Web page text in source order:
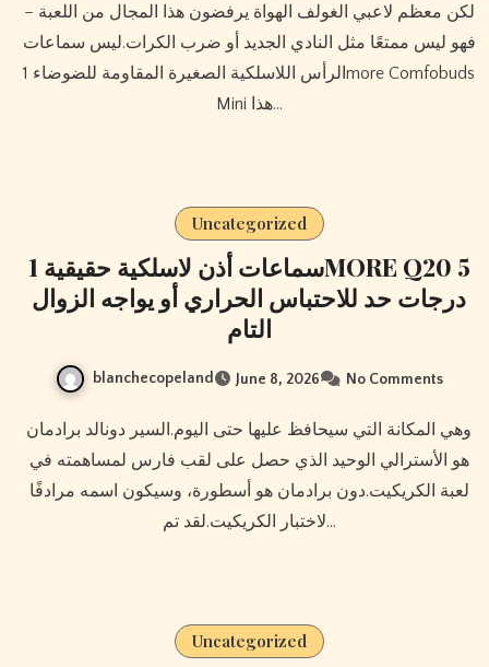
لكن معظم لاعبي الغولف الهواة يرفضون هذا المجال من اللعبة –
فهو ليس ممتعًا مثل النادي الجديد أو ضرب الكرات.ليس سماعات
الرأس اللاسلكية الصغيرة المقاومة للضوضاء 1more Comfobuds
Mini هذا…
Uncategorized
سماعات أذن لاسلكية حقيقية 1MORE Q20 5
درجات حد للاحتباس الحراري أو يواجه الزوال
التام
blanchecopeland June 8, 2026 No Comments
وهي المكانة التي سيحافظ عليها حتى اليوم.السير دونالد برادمان
هو الأسترالي الوحيد الذي حصل على لقب فارس لمساهمته في
لعبة الكريكيت.دون برادمان هو أسطورة، وسيكون اسمه مرادفًا
لاختبار الكريكيت.لقد تم…
Uncategorized